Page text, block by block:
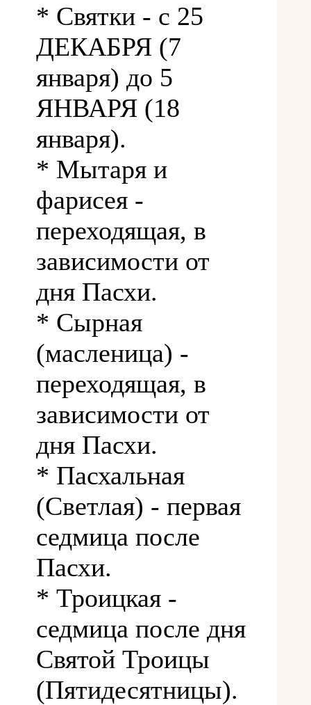
* Святки - с 25
ДЕКАБРЯ (7
января) до 5
ЯНВАРЯ (18
января).
* Мытаря и
фарисея -
переходящая, в
зависимости от
дня Пасхи.
* Сырная
(масленица) -
переходящая, в
зависимости от
дня Пасхи.
* Пасхальная
(Светлая) - первая
седмица после
Пасхи.
* Троицкая -
седмица после дня
Святой Троицы
(Пятидесятницы).